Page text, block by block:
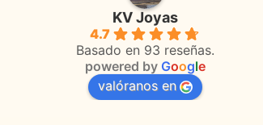
KV Joyas
4.7
Basado en 93 reseñas.
powered by Google
valóranos en
Muy buena atención, con amabilidad y
orientaciones convenientes